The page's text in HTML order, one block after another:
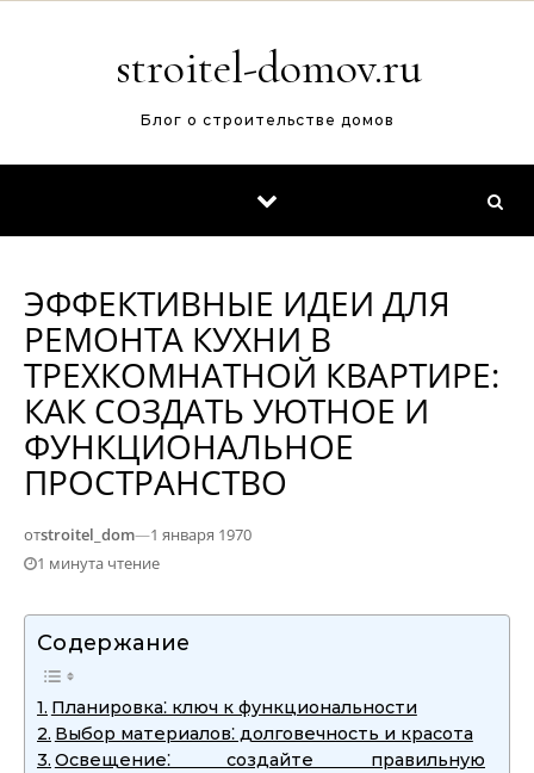
stroitel-domov.ru
Блог о строительстве домов
ЭФФЕКТИВНЫЕ ИДЕИ ДЛЯ
РЕМОНТА КУХНИ В
ТРЕХКОМНАТНОЙ КВАРТИРЕ:
КАК СОЗДАТЬ УЮТНОЕ И
ФУНКЦИОНАЛЬНОЕ
ПРОСТРАНСТВО
отstroitel_dom—1 января 1970
1 минута чтение
Содержание
Планировка⁚ ключ к функциональности
Выбор материалов⁚ долговечность и красота
Освещение⁚ создайте правильную